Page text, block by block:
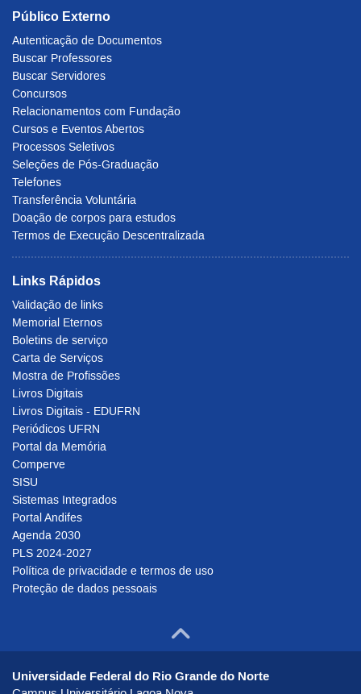
Público Externo
Autenticação de Documentos
Buscar Professores
Buscar Servidores
Concursos
Relacionamentos com Fundação
Cursos e Eventos Abertos
Processos Seletivos
Seleções de Pós-Graduação
Telefones
Transferência Voluntária
Doação de corpos para estudos
Termos de Execução Descentralizada
Links Rápidos
Validação de links
Memorial Eternos
Boletins de serviço
Carta de Serviços
Mostra de Profissões
Livros Digitais
Livros Digitais - EDUFRN
Periódicos UFRN
Portal da Memória
Comperve
SISU
Sistemas Integrados
Portal Andifes
Agenda 2030
PLS 2024-2027
Política de privacidade e termos de uso
Proteção de dados pessoais
Ir para o
Universidade Federal do Rio Grande do Norte